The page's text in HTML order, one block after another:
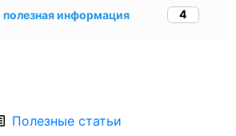
информация
4
Полезные статьи